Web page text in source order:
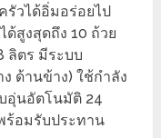
วได้อิ่มอร่อยไป
ด้สูงสุดถึง 10 ถ้วย
ลิตร มีระบบ
ด้านข้าง) ใช้กำลัง
อุ่นอัตโนมัติ 24
ร้อมรับประทาน